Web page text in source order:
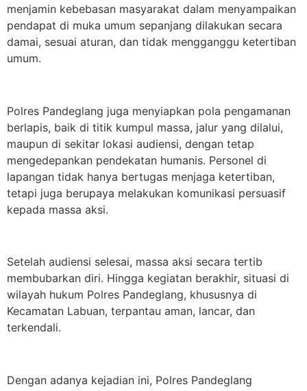
menjamin kebebasan masyarakat dalam menyampaikan
pendapat di muka umum sepanjang dilakukan secara
damai, sesuai aturan, dan tidak mengganggu ketertiban
umum.
Polres Pandeglang juga menyiapkan pola pengamanan
berlapis, baik di titik kumpul massa, jalur yang dilalui,
maupun di sekitar lokasi audiensi, dengan tetap
mengedepankan pendekatan humanis. Personel di
lapangan tidak hanya bertugas menjaga ketertiban,
tetapi juga berupaya melakukan komunikasi persuasif
kepada massa aksi.
Setelah audiensi selesai, massa aksi secara tertib
membubarkan diri. Hingga kegiatan berakhir, situasi di
wilayah hukum Polres Pandeglang, khususnya di
Kecamatan Labuan, terpantau aman, lancar, dan
terkendali.
Dengan adanya kejadian ini, Polres Pandeglang